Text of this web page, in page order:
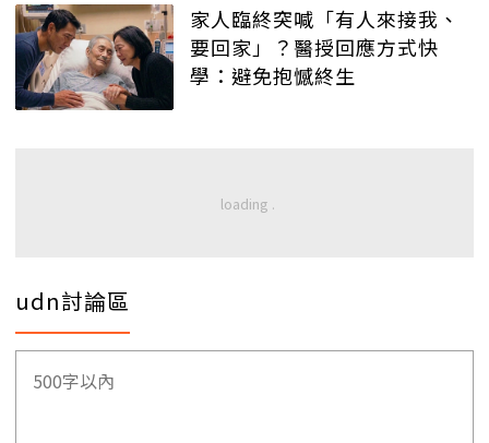
家人臨終突喊「有人來接我、
要回家」？醫授回應方式快
學：避免抱憾終生
udn討論區